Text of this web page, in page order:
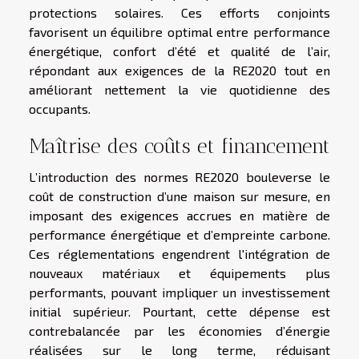
protections solaires. Ces efforts conjoints
favorisent un équilibre optimal entre performance
énergétique, confort d’été et qualité de l’air,
répondant aux exigences de la RE2020 tout en
améliorant nettement la vie quotidienne des
occupants.
Maîtrise des coûts et financement
L’introduction des normes RE2020 bouleverse le
coût de construction d’une maison sur mesure, en
imposant des exigences accrues en matière de
performance énergétique et d’empreinte carbone.
Ces réglementations engendrent l'intégration de
nouveaux matériaux et équipements plus
performants, pouvant impliquer un investissement
initial supérieur. Pourtant, cette dépense est
contrebalancée par les économies d’énergie
réalisées sur le long terme, réduisant